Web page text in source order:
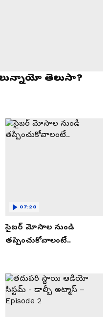
తెలుసా?
సైబర్ మోసాల నుండి
తప్పించుకోవాలంటే..
07:20